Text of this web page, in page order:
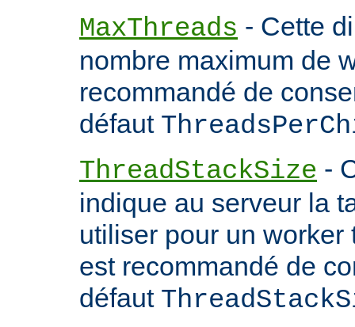
MaxThreads - Cette
nombre maximum de
recommandé de
défaut
ThreadStackSize -
indique au serveur la
utiliser pour un
est recommandé de
défaut